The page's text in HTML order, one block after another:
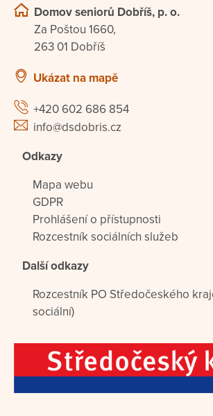
Domov seniorů Dobříš, p. o.
Za Poštou 1660,
263 01 Dobříš
Ukázat na mapě
+420 602 686 854
info@dsdobris.cz
Odkazy
Mapa webu
GDPR
Prohlášení o přístupnosti
Rozcestník sociálních služeb
Další odkazy
Rozcestník PO Středočeského
sociální)